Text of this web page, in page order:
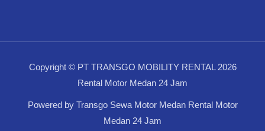
Copyright © PT TRANSGO MOBILITY RENTAL 2026
Rental Motor Medan 24 Jam
Powered by Transgo Sewa Motor Medan Rental Motor
Medan 24 Jam